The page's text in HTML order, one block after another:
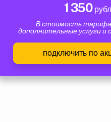
1 350
В стоимость тарифа
дополнительные услуги и
подключить по